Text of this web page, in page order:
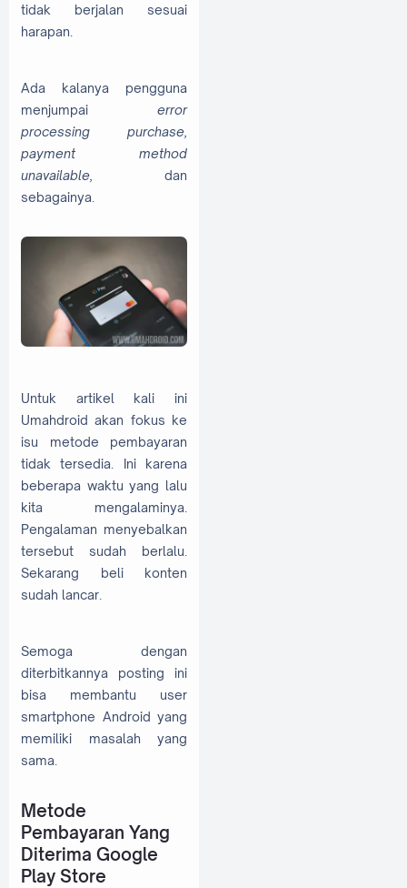
tidak berjalan sesuai
harapan.
Ada kalanya pengguna
menjumpai error
processing purchase,
payment method
unavailable,
dan
sebagainya.
Untuk artikel kali ini
Umahdroid akan fokus ke
isu metode pembayaran
tidak tersedia. Ini karena
beberapa waktu yang lalu
kita mengalaminya.
Pengalaman menyebalkan
tersebut sudah berlalu.
Sekarang beli konten
sudah lancar.
Semoga dengan
diterbitkannya posting ini
bisa membantu user
smartphone Android yang
memiliki masalah yang
sama.
Metode
Pembayaran Yang
Diterima Google
Play Store